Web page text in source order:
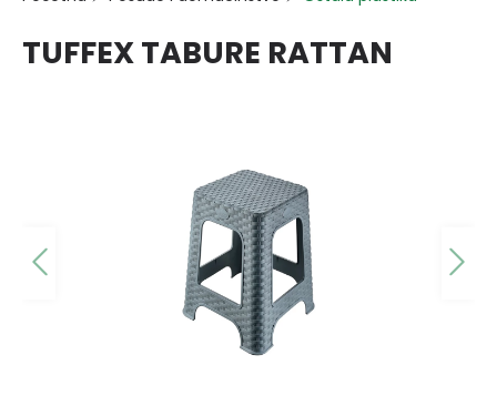
TUFFEX TABURE RATTAN